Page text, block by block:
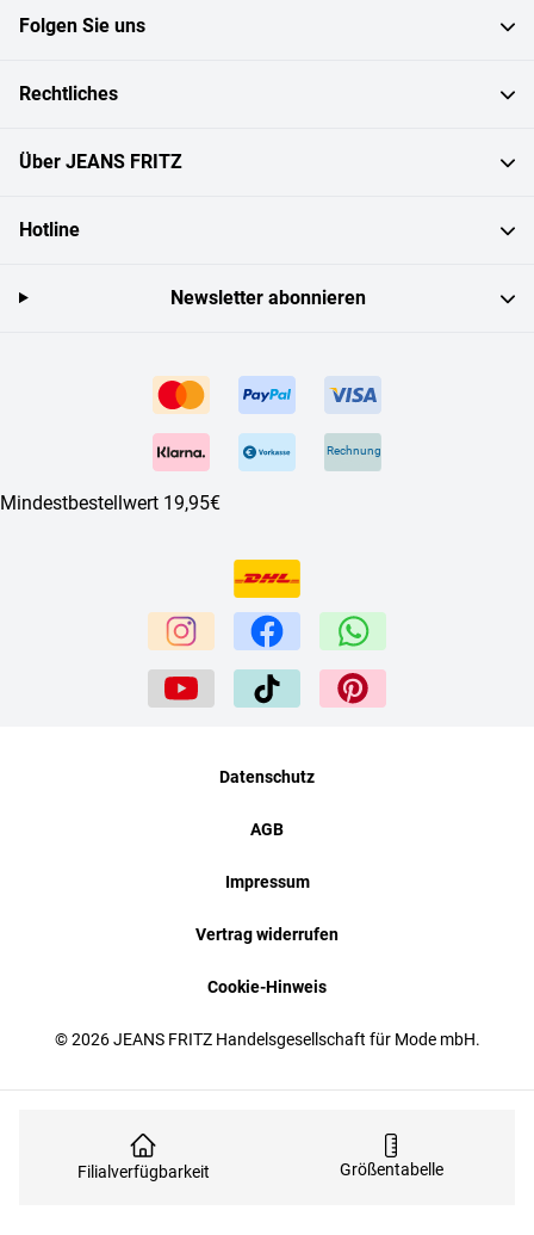
Filialverfügbarkeit Größentabelle
Folgen Sie uns
Rechtliches
Über JEANS FRITZ
Hotline
Rechnung
Mindestbestellwert 19,95€
Newsletter abonnieren
© 2026 JEANS FRITZ Handelsgesellschaft für Mode mbH.
Datenschutz
AGB
Impressum
Vertrag widerrufen
Cookie-Hinweis